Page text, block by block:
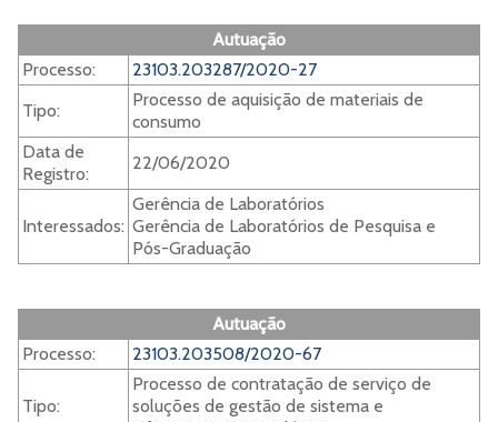
Autuação
Processo:
23103.203287/2020-27
Tipo:
Processo de aquisição de materiais de
consumo
Data de
Registro:
22/06/2020
Interessados:
Gerência de Laboratórios
Gerência de Laboratórios de Pesquisa e
Pós-Graduação
Autuação
Processo:
23103.203508/2020-67
Tipo:
Processo de contratação de serviço de
soluções de gestão de sistema e